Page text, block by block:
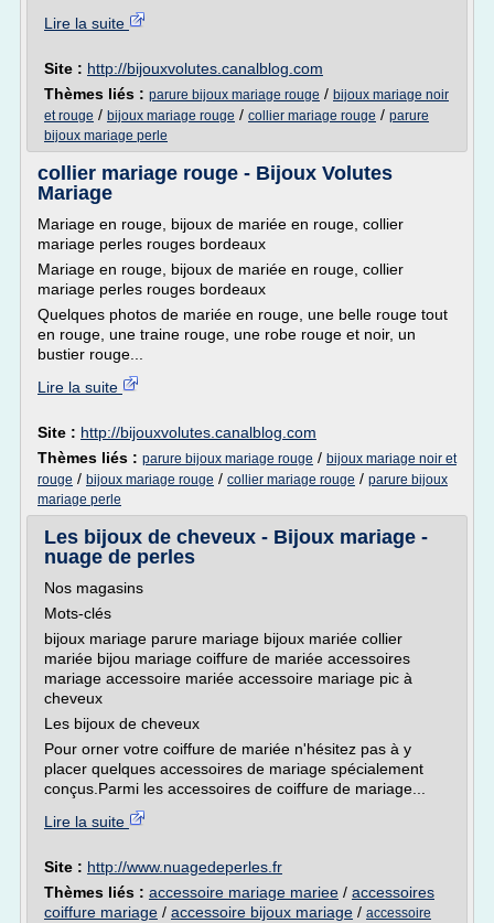
Lire la suite
Site : http://bijouxvolutes.canalblog.com
Thèmes liés : parure bijoux mariage rouge / bijoux mariage noir
et rouge / bijoux mariage rouge / collier mariage rouge / parure
bijoux mariage perle
collier mariage rouge - Bijoux Volutes
Mariage
Mariage en rouge, bijoux de mariée en rouge, collier
mariage perles rouges bordeaux
Mariage en rouge, bijoux de mariée en rouge, collier
mariage perles rouges bordeaux
Quelques photos de mariée en rouge, une belle rouge tout
en rouge, une traine rouge, une robe rouge et noir, un
bustier rouge...
Lire la suite
Site : http://bijouxvolutes.canalblog.com
Thèmes liés : parure bijoux mariage rouge / bijoux mariage noir et
rouge / bijoux mariage rouge / collier mariage rouge / parure bijoux
mariage perle
Les bijoux de cheveux - Bijoux mariage -
nuage de perles
Nos magasins
Mots-clés
bijoux mariage parure mariage bijoux mariée collier
mariée bijou mariage coiffure de mariée accessoires
mariage accessoire mariée accessoire mariage pic à
cheveux
Les bijoux de cheveux
Pour orner votre coiffure de mariée n'hésitez pas à y
placer quelques accessoires de mariage spécialement
conçus.Parmi les accessoires de coiffure de mariage...
Lire la suite
Site : http://www.nuagedeperles.fr
Thèmes liés : accessoire mariage mariee / accessoires
coiffure mariage / accessoire bijoux mariage / accessoire